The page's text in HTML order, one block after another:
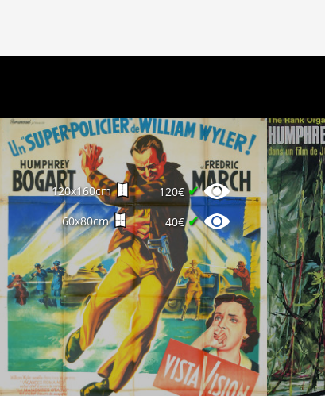
120x160cm 120€✔
60x80cm 40€✔